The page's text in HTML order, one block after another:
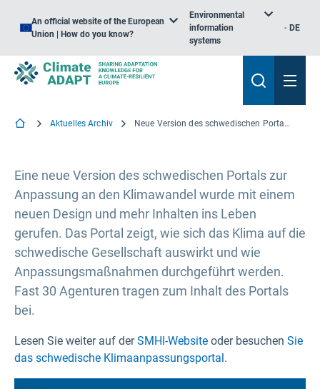
An official website of the European
Union | How do you know?
Environmental
information
systems
DE
Aktuelles Archiv Neue Version des schwedischen Portals für die Anpassung an den Klimawandel
Eine neue Version des schwedischen Portals zur
Anpassung an den Klimawandel wurde mit einem
neuen Design und mehr Inhalten ins Leben
gerufen. Das Portal zeigt, wie sich das Klima auf die
schwedische Gesellschaft auswirkt und wie
Anpassungsmaßnahmen durchgeführt werden.
Fast 30 Agenturen tragen zum Inhalt des Portals
bei.
Lesen Sie weiter auf derSMHI-Website oder besuchen Sie
das schwedische Klimaanpassungsportal.